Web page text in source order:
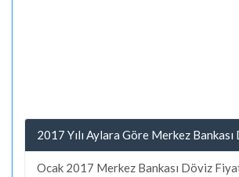
2017 Yılı Aylara Göre Merkez
Ocak 2017 Merkez Bankası Döviz